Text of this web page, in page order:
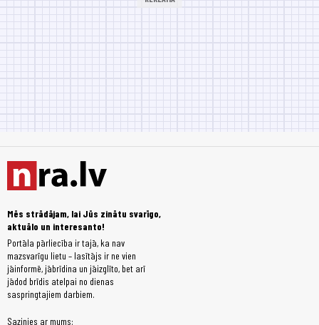
Mēs strādājam, lai Jūs zinātu svarīgo,
aktuālo un interesanto!
Portāla pārliecība ir tajā, ka nav
mazsvarīgu lietu – lasītājs ir ne vien
jāinformē, jābrīdina un jāizglīto, bet arī
jādod brīdis atelpai no dienas
saspringtajiem darbiem.
Sazinies ar mums: